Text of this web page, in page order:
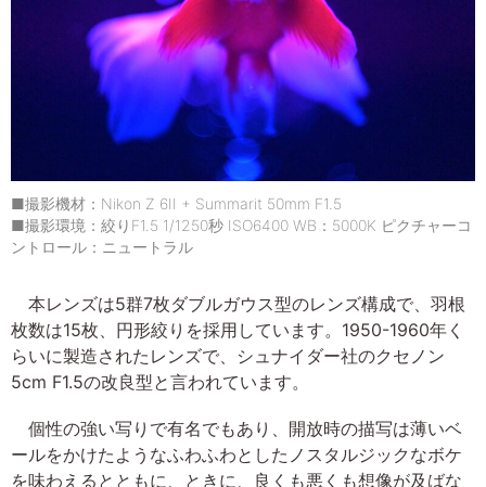
■撮影機材：Nikon Z 6II + Summarit 50mm F1.5
■撮影環境：絞りF1.5 1/1250秒 ISO6400 WB：5000K ピクチャーコ
ントロール：ニュートラル
本レンズは5群7枚ダブルガウス型のレンズ構成で、羽根
枚数は15枚、円形絞りを採用しています。1950-1960年く
らいに製造されたレンズで、シュナイダー社のクセノン
5cm F1.5の改良型と言われています。
個性の強い写りで有名でもあり、開放時の描写は薄いベ
ールをかけたようなふわふわとしたノスタルジックなボケ
を味わえるとともに、ときに、良くも悪くも想像が及ばな